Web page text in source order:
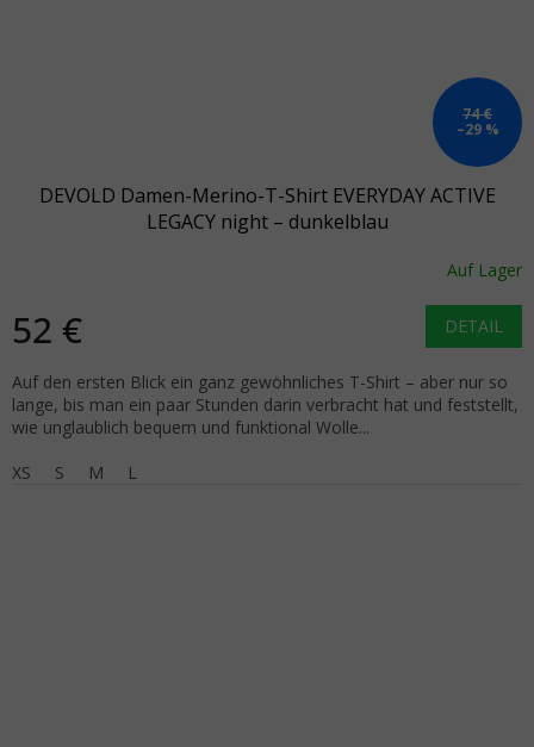
74 €
–29 %
DEVOLD Damen-Merino-T-Shirt EVERYDAY ACTIVE
LEGACY night – dunkelblau
Auf Lager
52 € DETAIL
Auf den ersten Blick ein ganz gewöhnliches T-Shirt – aber nur so
lange, bis man ein paar Stunden darin verbracht hat und feststellt,
wie unglaublich bequem und funktional Wolle...
XS
S M L